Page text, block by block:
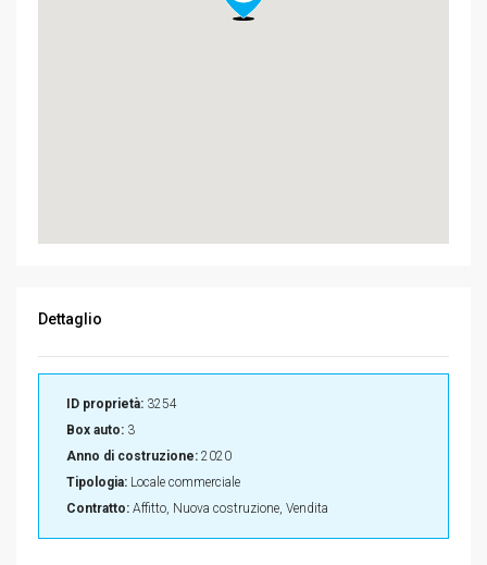
Dettaglio
ID proprietà: 3254
Box auto: 3
Anno di costruzione: 2020
Tipologia: Locale commerciale
Contratto: Affitto, Nuova costruzione, Vendita